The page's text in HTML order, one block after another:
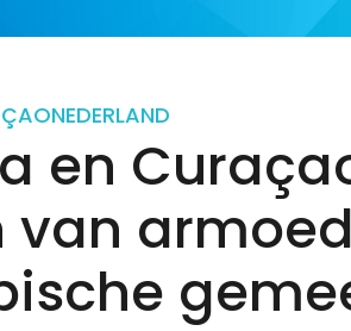
NEDERLAND
en
van